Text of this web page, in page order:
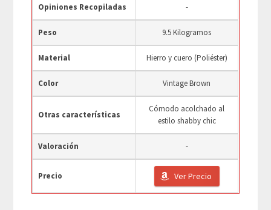
Opiniones Recopiladas -
Peso 9.5 Kilogramos
Material Hierro y cuero (Poliéster)
Color Vintage Brown
Otras características
Cómodo acolchado al
estilo shabby chic
Valoración -
Precio Ver Precio